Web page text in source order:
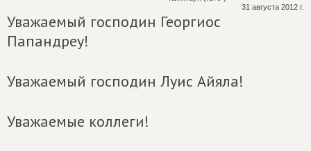
31 августа 2012 г.
Уважаемый господин Георгиос
Папандреу!
Уважаемый господин Луис Айяла!
Уважаемые коллеги!